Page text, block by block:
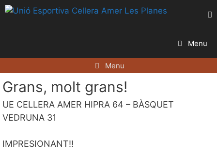
Vés
Menu
Menu
Grans, molt grans!
UE CELLERA AMER HIPRA 64 – BÀSQUET
VEDRUNA 31
IMPRESIONANT!!